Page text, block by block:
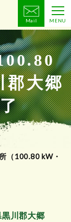
Mail MENU
郡大郷
（100.80 kW・
川郡大郷